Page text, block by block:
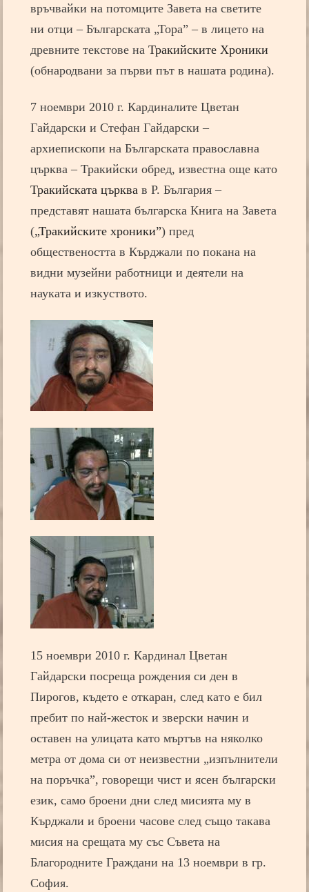
връчвайки на потомците Завета на светите
ни отци – Българската „Тора” – в лицето на
древните текстове наТракийските Хроники
(обнародвани за първи път в нашата родина).
7 ноември 2010 г. Кардиналите Цветан
Гайдарски и Стефан Гайдарски –
архиепископи на Българската православна
църква – Тракийски обред, известна още като
Тракийската църква в Р. България –
представят нашата българска Книга на Завета
(„Тракийските хроники”) пред
обществеността в Кърджали по покана на
видни музейни работници и деятели на
науката и изкуството.
15 ноември 2010 г. Кардинал Цветан
Гайдарски посреща рождения си ден в
Пирогов, където е откаран, след като е бил
пребит по най-жесток и зверски начин и
оставен на улицата като мъртъв на няколко
метра от дома си от неизвестни „изпълнители
на поръчка”, говорещи чист и ясен български
език, само броени дни след мисията му в
Кърджали и броени часове след също такава
мисия на срещата му със Съвета на
Благородните Граждани на 13 ноември в гр.
София.